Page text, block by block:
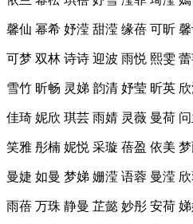
馨仙 幂希 妤滢 甜滢 缘蓓 可昕
可梦 双林 诗诗 迎波 雨悦 熙雯
雪竹 昕畅 灵娣 韵清 妤莹 昕英
佳琦 妮欣 琪芸 雨婧 灵薇 曼荷
笑雅 彤楠 妮悦 采璇 蓓盈 依美
曼婕 如曼 梦娣 姗滢 语蓉 曼滢
雨蓓 万珠 静曼 芷懿 妙彤 安荷